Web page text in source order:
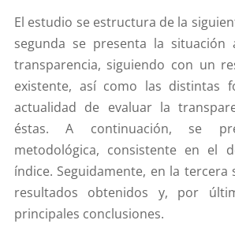
El estudio se estructura de la
segunda se presenta la
transparencia, siguiendo con un
existente, así como las distintas
actualidad de evaluar la
éstas. A continuación, se
metodológica, consistente en el
índice. Seguidamente, en la
resultados obtenidos y, por
principales conclusiones.